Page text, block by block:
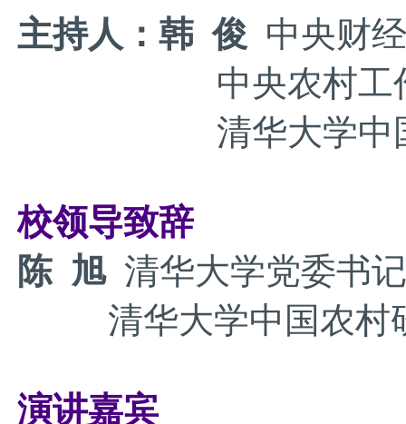
主持人： 韩 俊 中央财
中央农村工作领
清华大学中国农
校领导致辞
陈 旭清华大学党委书记
清华大学中国农村
演讲嘉宾